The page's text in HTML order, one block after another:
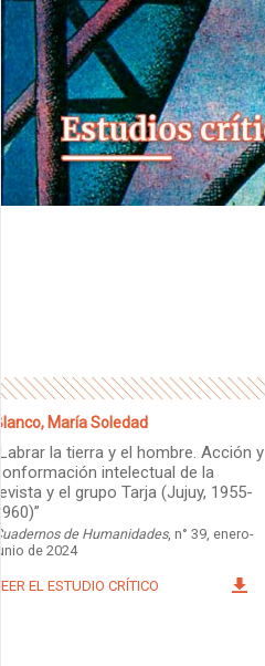
Blanco, María Soledad
“Labrar la tierra y el hombre. Acción y
conformación intelectual de la
revista y el grupo Tarja (Jujuy, 1955-
1960)”
Cuadernos de Humanidades, n° 39, enero-
junio de 2024
LEER EL ESTUDIO CRÍTICO